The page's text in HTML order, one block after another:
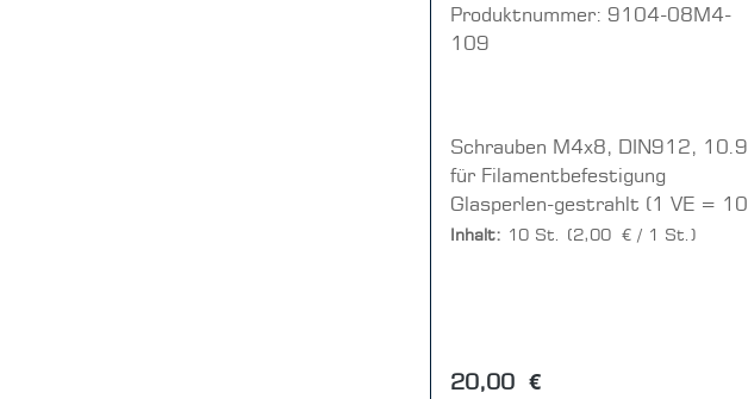
Produktnummer: 9104-08M4-
109
Schrauben M4x8, DIN912, 10.9
für Filamentbefestigung
Glasperlen-gestrahlt (1 VE = 10
Stück)
Inhalt: 10 St. (2,00 € / 1 St.)
Regulärer Preis:
20,00 €